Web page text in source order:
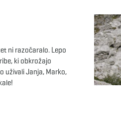
ni razočaralo. Lepo
ki obkrožajo
uživali Janja, Marko,